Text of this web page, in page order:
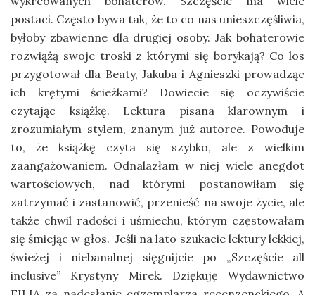
postaci. Często bywa tak, że to co nas unieszczęśliwia,
byłoby zbawienne dla drugiej osoby. Jak bohaterowie
rozwiążą swoje troski z którymi się borykają? Co los
przygotował dla Beaty, Jakuba i Agnieszki prowadząc
ich krętymi ścieżkami? Dowiecie się oczywiście
czytając książkę. Lektura pisana klarownym i
zrozumiałym stylem, znanym już autorce. Powoduje
to, że książkę czyta się szybko, ale z wielkim
zaangażowaniem. Odnalazłam w niej wiele anegdot
wartościowych, nad którymi postanowiłam się
zatrzymać i zastanowić, przenieść na swoje życie, ale
także chwil radości i uśmiechu, którym częstowałam
się śmiejąc w głos. Jeśli na lato szukacie lektury lekkiej,
świeżej i niebanalnej sięgnijcie po „Szczęście all
inclusive” Krystyny Mirek. Dziękuję Wydawnictwo